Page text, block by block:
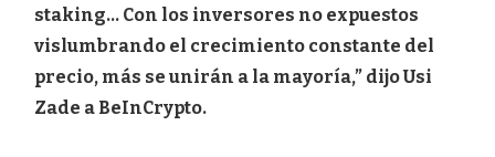
staking… Con los inversores no expuestos
vislumbrando el crecimiento constante del
precio, más se unirán a la mayoría,” dijo Usi
Zade a BeInCrypto.